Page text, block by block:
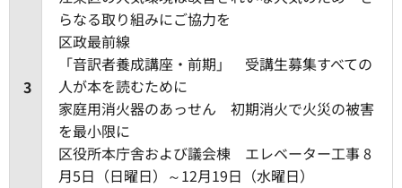
3
らなる取り組みにご協力を
区政最前線
「音訳者養成講座・前期」 受講生募集すべての
人が本を読むために
家庭用消火器のあっせん 初期消火で火災の被害
を最小限に
区役所本庁舎および議会棟 エレベーター工事 8
月5日（日曜日）～12月19日（水曜日）